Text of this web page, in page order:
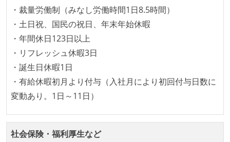
となって行う
全体のスケジュール管理は、途中の成果を随時確認し
ながら、納期または盛り込む機能を柔軟に調整する形
で行う
コード品質向上のための取り組み
本番にデプロイされるコードには、全てコードレビュ
「リファクタリングは随時行われるべき」という価値
観をメンバー全員が共有しており、日常的に実施して
・裁量労働制（みなし労働時間1日8.5時間）
・土日祝、国民の祝日、年末年始休暇
・年間休日123日以上
・リフレッシュ休暇3日
・誕生日休暇1日
・有給休暇初月より付与（入社月により初回付与日数に
変動あり。1日～11日）
社会保険・福利厚生など